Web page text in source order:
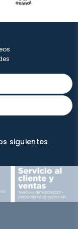
siguientes